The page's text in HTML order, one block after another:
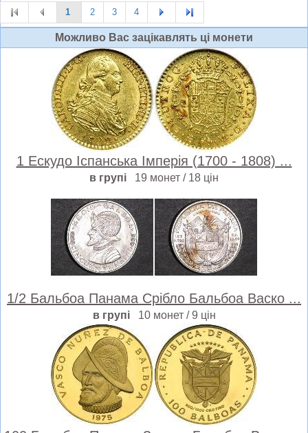
1 2 3 4
Можливо Вас зацiкавлять цi монети
1 Ескудо Іспанська Імперія (1700 - 1808) ...
в групі 19 монет / 18 цін
1/2 Бальбоа Панама Срібло Бальбоа Васко ...
в групі 10 монет / 9 цін